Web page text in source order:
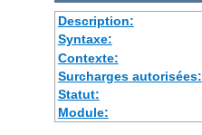
Description:
Syntaxe:
Contexte:
Surcharges autorisées:
Statut:
Module: